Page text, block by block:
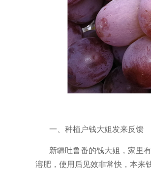
一、种植户钱大姐发来反馈
新疆吐鲁番的钱大姐，家里
溶肥，使用后见效非常快，本来